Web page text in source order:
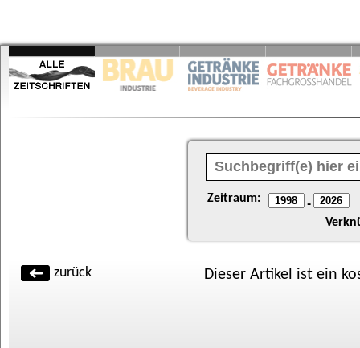
Zeitraum: -
zurück Dieser Artikel ist ein